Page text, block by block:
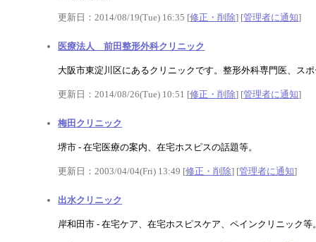
更新日：2014/08/19(Tue) 16:35 [修正・削除] [管理者に通知]
医療法人 前田整形外科クリニック
大阪市東淀川区にあるクリニックです。整形外科専門医、ス
更新日：2014/08/26(Tue) 10:51 [修正・削除] [管理者に通知]
梅田クリニック
堺市 - 在宅医療の案内、在宅ホスピスの話題等。
更新日：2003/04/04(Fri) 13:49 [修正・削除] [管理者に通知]
出水クリニック
岸和田市 - 在宅ケア、在宅ホスピスケア、ペインクリニック